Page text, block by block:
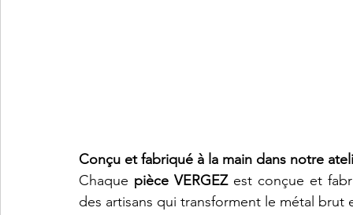
Conçu et fabriqué à la main dans notre
Chaque pièce VERGEZ est conçue et
des artisans qui transforment le métal